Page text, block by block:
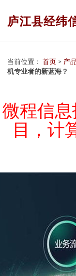
庐江县经纬
当前位置： 首页 > 产
机专业者的新蓝海？
微程信
目，计